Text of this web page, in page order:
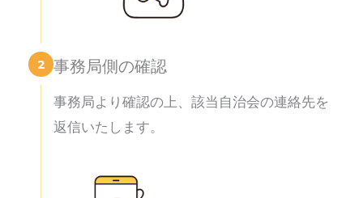
2 事務局側の確認
事務局より確認の上、該当自治会の連絡先を
返信いたします。